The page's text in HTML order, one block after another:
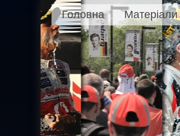
Головна Матеріали